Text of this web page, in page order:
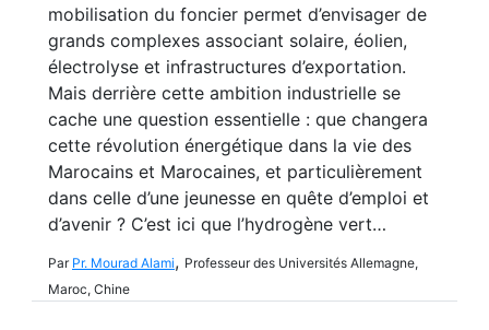
mobilisation du foncier permet d’envisager de
grands complexes associant solaire, éolien,
électrolyse et infrastructures d’exportation.
Mais derrière cette ambition industrielle se
cache une question essentielle : que changera
cette révolution énergétique dans la vie des
Marocains et Marocaines, et particulièrement
dans celle d’une jeunesse en quête d’emploi et
d’avenir ? C’est ici que l’hydrogène vert…
Par Pr. Mourad Alami, Professeur des Universités Allemagne,
Maroc, Chine